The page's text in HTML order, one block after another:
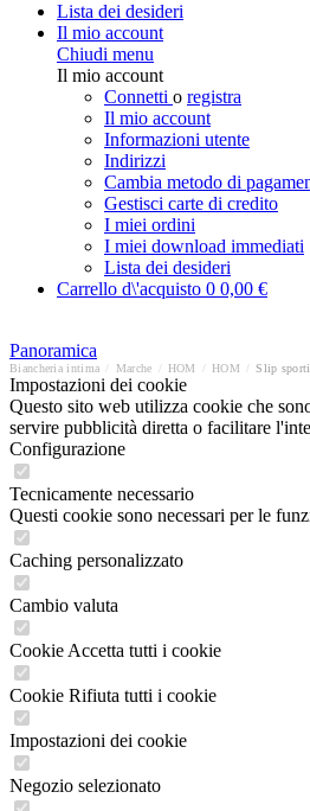
Lista dei desideri
Il mio account
Chiudi menu
Il mio account
Connetti o registra
Il mio account
Informazioni utente
Indirizzi
Cambia metodo di
Gestisci carte di credito
I miei ordini
I miei download immediati
Lista dei desideri
Carrello d\'acquisto 0 0,00 €
Panoramica
Biancheria intima Marche HOM HOM Slip
Impostazioni dei cookie
Questo sito web utilizza cookie che
servire pubblicità diretta o facilitare
Configurazione
Tecnicamente necessario
Questi cookie sono necessari per le
Caching personalizzato
Cambio valuta
Cookie Accetta tutti i cookie
Cookie Rifiuta tutti i cookie
Impostazioni dei cookie
Negozio selezionato